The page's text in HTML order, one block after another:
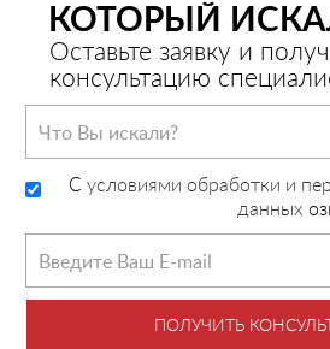
КОТОРЫЙ
Оставьте заявку и
консультацию
C условиями обработки и
данных
ПОЛУЧИТЬ